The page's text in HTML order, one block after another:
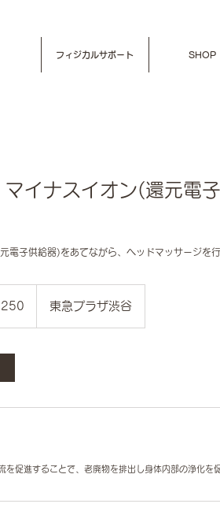
フィジカルサポート SHOP
マイナスイオン(還元電
電子供給器)をあてながら、ヘッドマッサージを行
東急プラザ渋谷
を促進することで、老廃物を排出し身体内部の浄化を